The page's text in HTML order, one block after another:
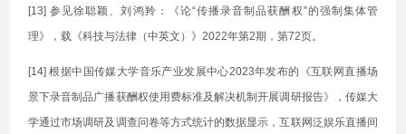
[13] 参见徐聪颖、刘鸿羚：《论“传播录音制品获酬权”的强制集体管
理》，载《科技与法律（中英文）》2022年第2期，第72页。
[14] 根据中国传媒大学音乐产业发展中心2023年发布的《互联网直播场
景下录音制品广播获酬权使用费标准及解决机制开展调研报告》，传媒大
学通过市场调研及调查问卷等方式统计的数据显示，互联网泛娱乐直播间